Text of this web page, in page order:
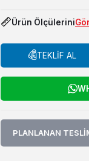
Ürün Ölçülerini
TEKLİF AL
PLANLANAN